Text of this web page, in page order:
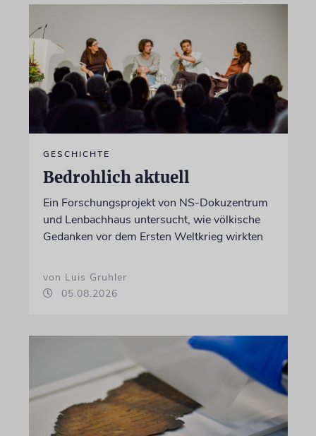
GESCHICHTE
Bedrohlich aktuell
Ein Forschungsprojekt von NS-Dokuzentrum
und Lenbachhaus untersucht, wie völkische
Gedanken vor dem Ersten Weltkrieg wirkten
von Luis Gruhler
05.08.2026